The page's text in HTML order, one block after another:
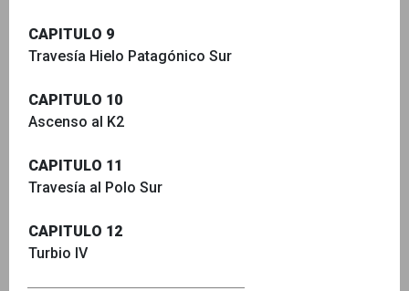
CAPITULO 9
Travesía Hielo Patagónico Sur
CAPITULO 10
Ascenso al K2
CAPITULO 11
Travesía al Polo Sur
CAPITULO 12
Turbio IV